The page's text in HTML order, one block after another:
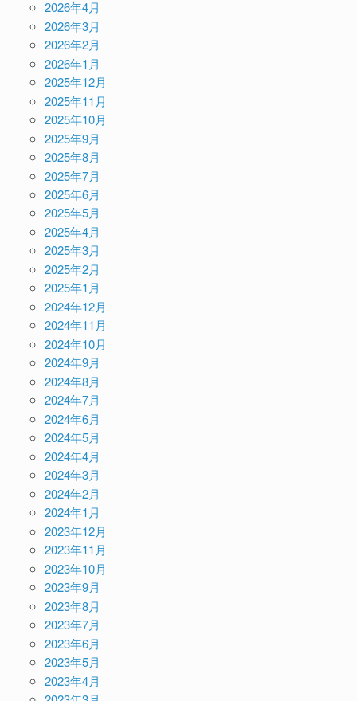
2026年4月
2026年3月
2026年2月
2026年1月
2025年12月
2025年11月
2025年10月
2025年9月
2025年8月
2025年7月
2025年6月
2025年5月
2025年4月
2025年3月
2025年2月
2025年1月
2024年12月
2024年11月
2024年10月
2024年9月
2024年8月
2024年7月
2024年6月
2024年5月
2024年4月
2024年3月
2024年2月
2024年1月
2023年12月
2023年11月
2023年10月
2023年9月
2023年8月
2023年7月
2023年6月
2023年5月
2023年4月